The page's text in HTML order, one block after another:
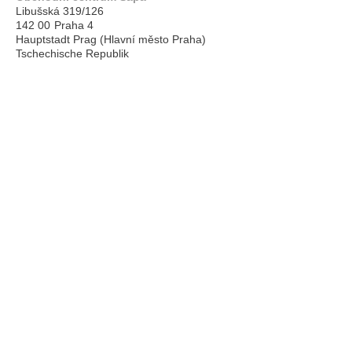
Libušská 319/126
142 00 Praha 4
Hauptstadt Prag (Hlavní město Praha)
Tschechische Republik